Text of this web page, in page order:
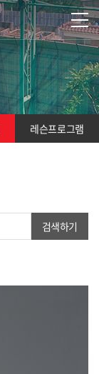
레슨프로그램
검색하기